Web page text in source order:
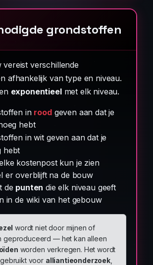
grondstoffen
vereist verschillende
afhankelijk van type en niveau.
exponentieelmet elk niveau.
in roodgeven aan dat je
hebt
inwitgeven aan dat je
hebt
kostenpost kun je zien
er overblijft na de bouw
de punten die elk niveau geeft
in de wiki van het gebouw
wordt niet door mijnen of
geproduceerd — het kan alleen
worden verkregen. Het wordt
voor alliantieonderzoek,